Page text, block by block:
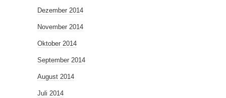
Dezember 2014
November 2014
Oktober 2014
September 2014
August 2014
Juli 2014